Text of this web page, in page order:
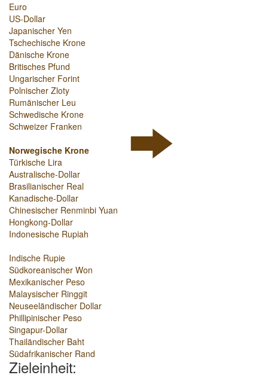
Euro
US-Dollar
Japanischer Yen
Tschechische Krone
Dänische Krone
Britisches Pfund
Ungarischer Forint
Polnischer Zloty
Rumänischer Leu
Schwedische Krone
Schweizer Franken
Norwegische Krone
Türkische Lira
Australische-Dollar
Brasilianischer Real
Kanadische-Dollar
Chinesischer Renminbi Yuan
Hongkong-Dollar
Indonesische Rupiah
Indische Rupie
Südkoreanischer Won
Mexikanischer Peso
Malaysischer Ringgit
Neuseeländischer Dollar
Phillipinischer Peso
Singapur-Dollar
Thailändischer Baht
Südafrikanischer Rand
Zieleinheit: